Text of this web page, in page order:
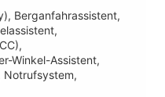
Berganfahrassistent,
Winkel-Assistent,
Notrufsystem,